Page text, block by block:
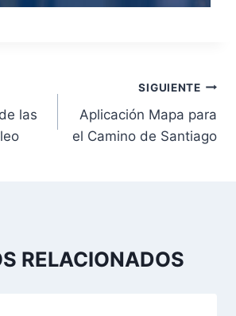
las
SIGUIENTE
Aplicación Mapa para
el Camino de Santiago
RELACIONADOS